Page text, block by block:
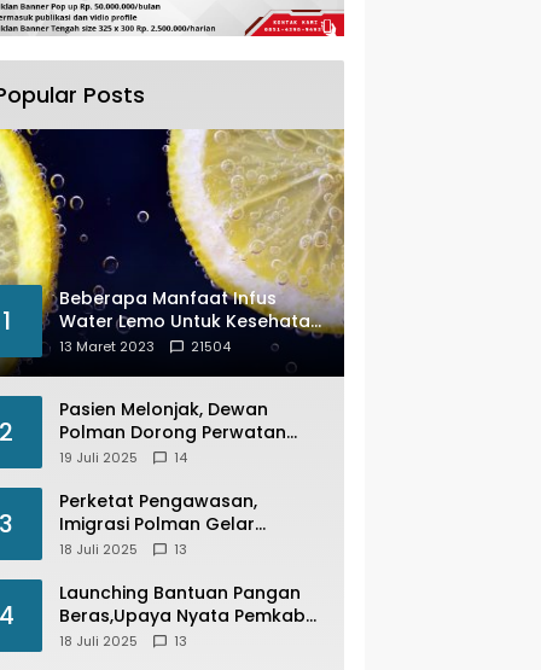
Posts
1
Beberapa Manfaat Infus
Water Lemo Untuk Kesehatan
Anda
13 Maret 2023 21504
2
Pasien Melonjak, Dewan
Polman Dorong Perwatan
Inap PKM Wonomulyo
19 Juli 2025 14
3
Perketat Pengawasan,
Imigrasi Polman Gelar
Operasi Pengawasan
Serentak disemua Daerah di
Indonesia
18 Juli 2025 13
4
Launching Bantuan Pangan
Beras,Upaya Nyata Pemkab
Polman Stabilkan Harga
18 Juli 2025 13